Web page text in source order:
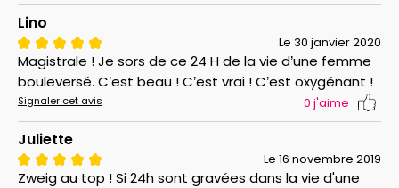
Lino
Le 30 janvier 2020
Magistrale ! Je sors de ce 24 H de la vie d’une femme
bouleversé. C’est beau ! C’est vrai ! C’est oxygénant !
Signaler cet avis 0 j'aime
Juliette
Le 16 novembre 2019
Zweig au top ! Si 24h sont gravées dans la vie d'une